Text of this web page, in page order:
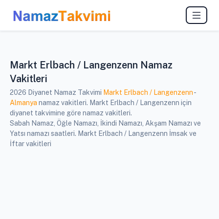
Markt Erlbach / Langenzenn Namaz
Vakitleri
2026 Diyanet Namaz Takvimi Markt Erlbach / Langenzenn-
Almanya namaz vakitleri. Markt Erlbach / Langenzenn için
diyanet takvimine göre namaz vakitleri.
Sabah Namaz, Öğle Namazı, İkindi Namazı, Akşam Namazı ve
Yatsı namazı saatleri. Markt Erlbach / Langenzenn İmsak ve
İftar vakitleri